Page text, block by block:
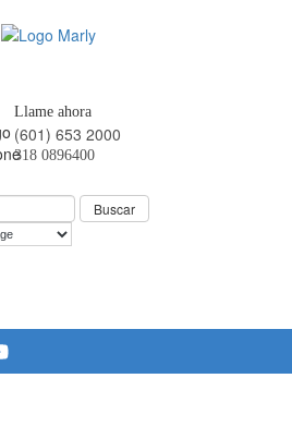
Llame ahora
(601) 653 2000
318 0896400